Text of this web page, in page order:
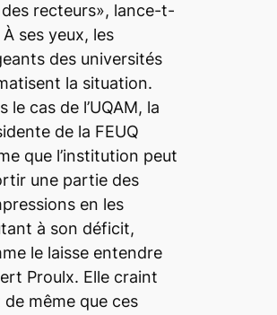
recteurs», lance-t-
À ses yeux, les
des universités
la situation.
le cas de l’UQAM, la
de la FEUQ
que l’institution peut
une partie des
en les
à son déficit,
le laisse entendre
Proulx. Elle craint
même que ces